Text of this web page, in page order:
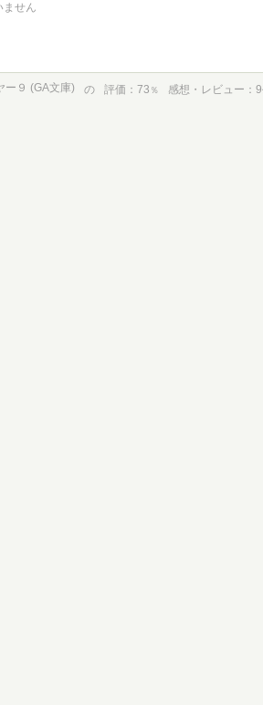
ません
ー９ (GA文庫) の 評価 73 ％ 感想・レビュー 9